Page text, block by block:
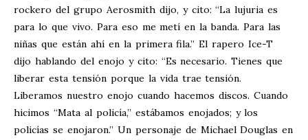
rockero del grupo Aerosmith dijo, y cito: “La lujuria es
para lo que vivo. Para eso me metí en la banda. Para las
niñas que están ahí en la primera fila.” El rapero Ice-T
dijo hablando del enojo y cito: “Es necesario. Tienes que
liberar esta tensión porque la vida trae tensión.
Liberamos nuestro enojo cuando hacemos discos. Cuando
hicimos “Mata al policía,” estábamos enojados; y los
policías se enojaron.” Un personaje de Michael Douglas en